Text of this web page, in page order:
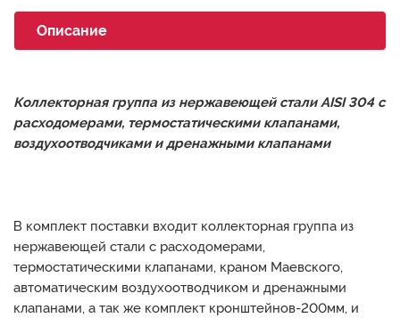
Описание
Коллекторная группа из нержавеющей стали AISI 304 с
расходомерами, термостатическими клапанами,
воздухоотводчиками и дренажными клапанами
В комплект поставки входит коллекторная группа из
нержавеющей стали с расходомерами,
термостатическими клапанами, краном Маевского,
автоматическим воздухоотводчиком и дренажными
клапанами, а так же комплект кронштейнов-200мм, и